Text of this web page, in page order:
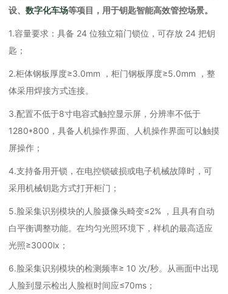
设、 数字化车场等项目，用于钥匙智能高效管控场景。
1.容量要求：具备 24 位独立箱门锁位，可存放 24 把钥
匙；
2.柜体钢板厚度≥3.0mm ，柜门钢板厚度≥5.0mm ，整
体采用焊接方式连接。
3.配置不低于8寸电容式触控显示屏，分辨率不低于
1280*800，具备人机操作界面、人机操作界面可以触摸
屏操作；
4.支持备用开锁，在电控锁破损或电子机械故障时，可
采用机械钥匙方式打开柜门；
5.脸采集识别模块的人脸摄像头畸变≤2% ，且具有自动
白平衡调整功能。在均匀光照环境下，样机的最高适应
光照≥3000lx；
6.脸采集识别模块的检测频率≥ 10 次/秒。从画面中出现
人脸到显示检出人脸框时间应≤70ms；